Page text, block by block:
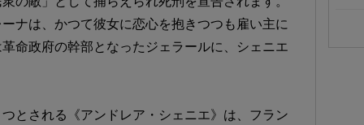
ナは、かつて彼女に恋心を抱きつつも雇い主に
命政府の幹部となったジェラールに、シェニエ
とされる《アンドレア・シェニエ》は、フラン